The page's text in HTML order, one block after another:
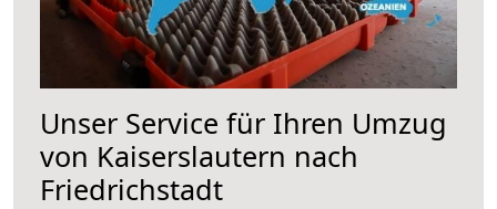
Unser Service für Ihren Umzug
von Kaiserslautern nach
Friedrichstadt